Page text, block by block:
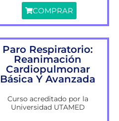
COMPRAR
Paro Respiratorio:
Reanimación
Cardiopulmonar
Básica Y Avanzada
Curso acreditado por la
Universidad UTAMED